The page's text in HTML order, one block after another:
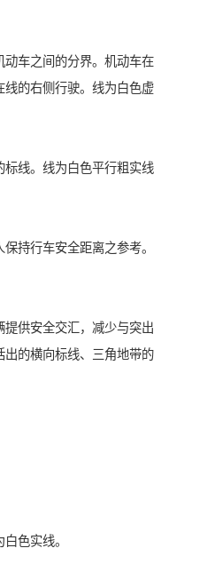
车之间的分界。机动车在
的右侧行驶。线为白色虚
线。线为白色平行粗实线
持行车安全距离之参考。
供安全交汇，减少与突出
的横向标线、三角地带的
色实线。